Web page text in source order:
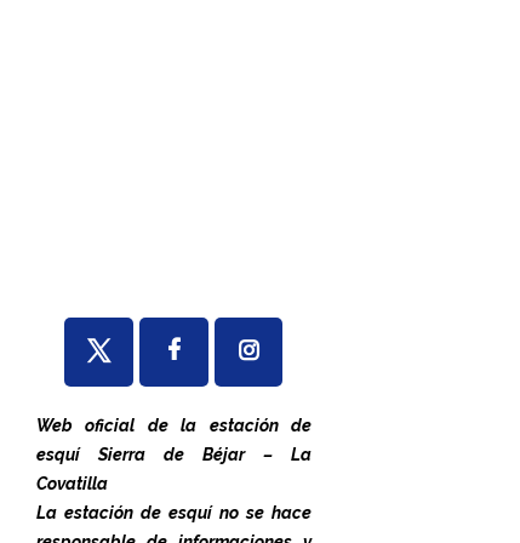
Web oficial de la estación de
esquí Sierra de Béjar – La
Covatilla
La estación de esquí no se hace